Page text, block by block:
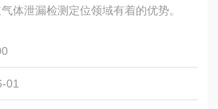
体泄漏检测定位领域有着的优势。
01